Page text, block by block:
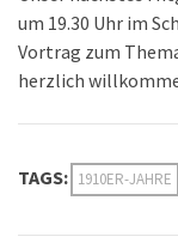
um 19.30 Uhr im
Vortrag zum
herzlich
TAGS: 1910ER-JAHRE